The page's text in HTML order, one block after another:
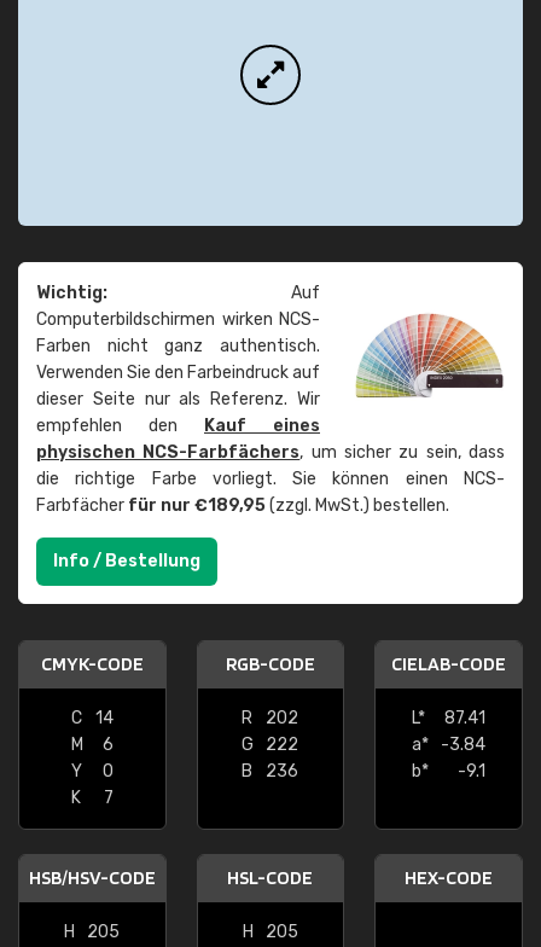
Wichtig: Auf
Computerbildschirmen wirken NCS-
Farben nicht ganz authentisch.
Verwenden Sie den Farbeindruck auf
dieser Seite nur als Referenz. Wir
empfehlen den
Kauf eines
physischen NCS-Farbfächers, um sicher zu sein, dass
die richtige Farbe vorliegt. Sie können einen NCS-
Farbfächer für nur €189,95(zzgl. MwSt.) bestellen.
Info / Bestellung
CMYK-CODE
C
14
M
6
Y
0
K
7
RGB-CODE
R
202
G
222
B
236
CIELAB-CODE
L*
87.41
a*
-3.84
b*
-9.1
HSB/HSV-CODE
H
205
HSL-CODE
H
205
HEX-CODE